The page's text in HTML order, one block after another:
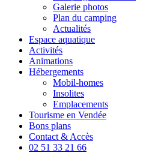
Galerie photos
Plan du camping
Actualités
Espace aquatique
Activités
Animations
Hébergements
Mobil-homes
Insolites
Emplacements
Tourisme en Vendée
Bons plans
Contact & Accès
02 51 33 21 66